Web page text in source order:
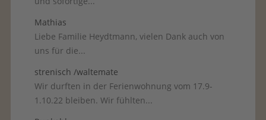
Mathias
Liebe Familie Heydtmann, vielen Dank auch von
uns für die...
strenisch /waltemate
Wir durften in der Ferienwohnung vom 17.9-
1.10.22 bleiben. Wir fühlten...